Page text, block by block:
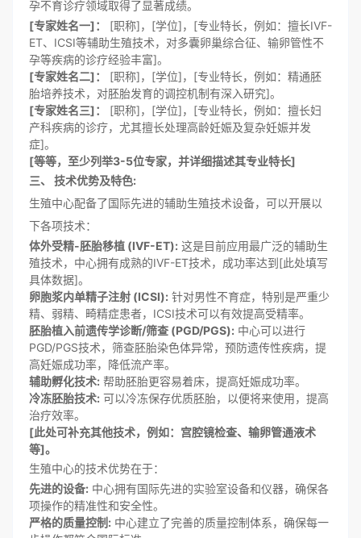
孕不育诊疗领域取得了显著成绩。
[专家姓名一]：
[职称]，[学位]，[专业特长，例如：擅长IVF-
ET、ICSI等辅助生殖技术，对多囊卵巢综合征、输卵管性不
孕等疾病的诊疗经验丰富]。
[专家姓名二]：
[职称]，[学位]，[专业特长，例如：精通胚
胎培养技术，对胚胎发育的调控机制有深入研究]。
[专家姓名三]：
[职称]，[学位]，[专业特长，例如：擅长妇
产科疾病的诊疗，尤其擅长处理高龄妊娠及复杂妊娠并发
症]。
[等等，至少列举3-5位专家，并详细描述其专业特长]
三、 技术优势及特色:
生殖中心配备了国际先进的辅助生殖技术设备，可以开展以
下各项技术：
体外受精-胚胎移植 (IVF-ET): 这是目前应用最广泛的辅助生
殖技术，中心拥有成熟的IVF-ET技术，成功率达到[此处填写
具体数据]。
卵胞浆内单精子注射 (ICSI): 针对男性不育症，特别是严重少
精、弱精、畸精症患者，ICSI技术可以有效提高受精率。
胚胎植入前遗传学诊断/筛查 (PGD/PGS): 中心可以进行
PGD/PGS技术，筛查胚胎染色体异常，预防遗传性疾病，提
高妊娠成功率，降低流产率。
辅助孵化技术: 帮助胚胎更容易着床，提高妊娠成功率。
冷冻胚胎技术: 可以冷冻保存优质胚胎，以便将来使用，提高
治疗效率。
[此处可补充其他技术，例如：宫腔镜检查、输卵管通液术
等]。
生殖中心的技术优势在于：
先进的设备: 中心拥有国际先进的实验室设备和仪器，确保各
项操作的精准性和安全性。
严格的质量控制: 中心建立了完善的质量控制体系，确保每一